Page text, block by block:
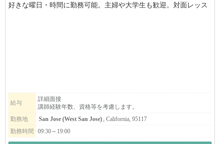
好きな曜日・時間に勤務可能。主婦や大学生も歓迎。対面レッス
English Communication Service (ECS) is seeking dedicated English teac
hers who strive to help students reach their full potential while providing
instruction with empathy and care.
給与
詳細面接
講師経験年数、資格等を考慮します。
勤務地
San Jose (West San Jose), California, 95117
勤務時間
09:30～19:00